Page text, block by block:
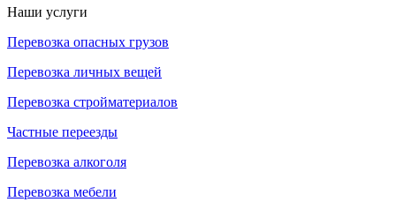
Наши услуги
Перевозка опасных грузов
Перевозка личных вещей
Перевозка стройматериалов
Частные переезды
Перевозка алкоголя
Перевозка мебели